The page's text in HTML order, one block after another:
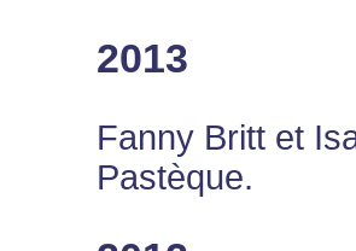
2013
Fanny Britt et
Pastèque.